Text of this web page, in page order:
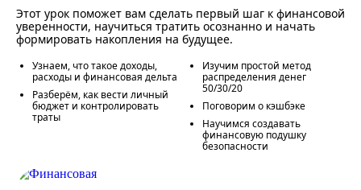
Этот урок поможет вам сделать первый шаг к финансовой
уверенности, научиться тратить осознанно и начать
формировать накопления на будущее.
Узнаем, что такое доходы,
расходы и финансовая дельта
Разберём, как вести личный
бюджет и контролировать
траты
Изучим простой метод
распределения денег
50/30/20
Поговорим о кэшбэке
Научимся создавать
финансовую подушку
безопасности